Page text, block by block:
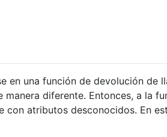
en una función de devolución de
manera diferente. Entonces, a la
con atributos desconocidos. En